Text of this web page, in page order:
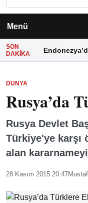
Menü
SON
DAKIKA
DÜNYA
Rusya’da
Rusya Devlet
Türkiye'ye karşı
alan
28 Kasım 2015 20:47